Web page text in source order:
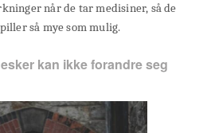
når de tar medisiner, så de
så mye som mulig.
kan ikke forandre seg